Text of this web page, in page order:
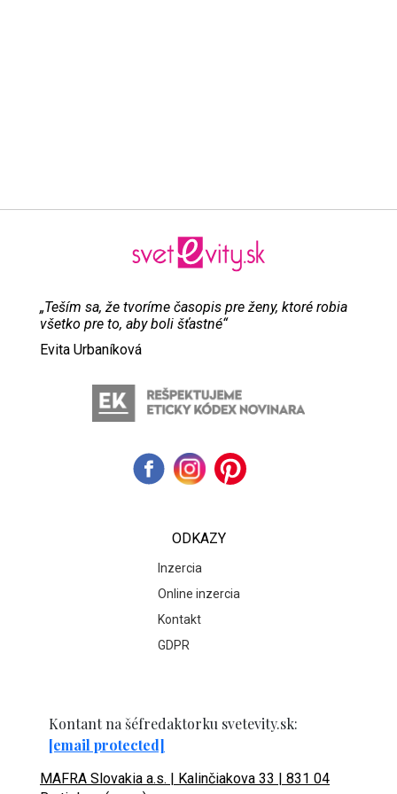
„Teším sa, že tvoríme časopis pre ženy, ktoré robia
všetko pre to, aby boli šťastné“
Evita Urbaníková
ODKAZY
Inzercia
Online inzercia
Kontakt
GDPR
Kontant na šéfredaktorku svetevity.sk:
[email protected]
MAFRA Slovakia a.s. | Kalinčiakova 33 | 831 04